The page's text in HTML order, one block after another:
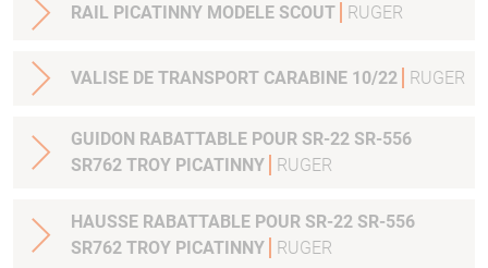
RAIL PICATINNY MODELE SCOUT RUGER
VALISE DE TRANSPORT CARABINE 10/22 RUGER
GUIDON RABATTABLE POUR SR-22 SR-556
SR762 TROY PICATINNY
RUGER
HAUSSE RABATTABLE POUR SR-22 SR-556
SR762 TROY PICATINNY
RUGER